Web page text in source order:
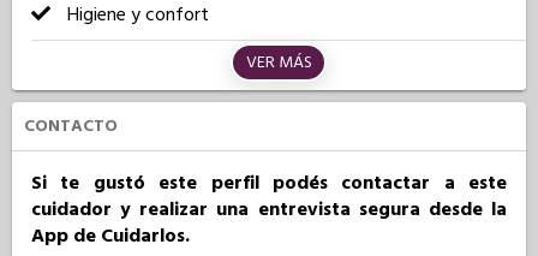
Higiene y confort
VER MÁS
CONTACTO
Si te gustó este perfil podés contactar a este
cuidador y realizar una entrevista segura desde la
App de Cuidarlos.